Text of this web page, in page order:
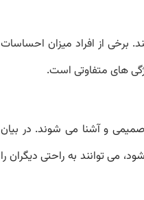
از افراد میزان احساسات
های متفاوتی است.
و آشنا می شوند. در بیان
می توانند به راحتی دیگران را